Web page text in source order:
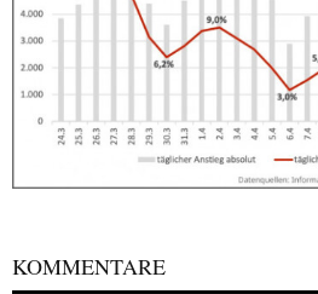
KOMMENTARE